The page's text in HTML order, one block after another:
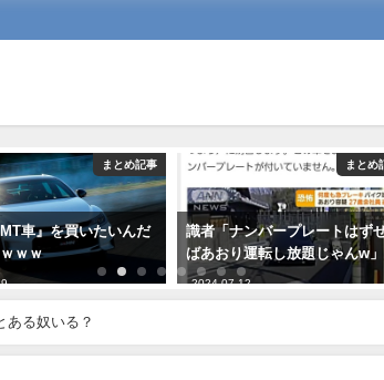
まとめ記事
車』を買いたいんだ
ｗｗ
まとめ
識者「ナンバープレートはず
ばあおり運転し放題じゃんw」
2024-07-12
ある奴いる？